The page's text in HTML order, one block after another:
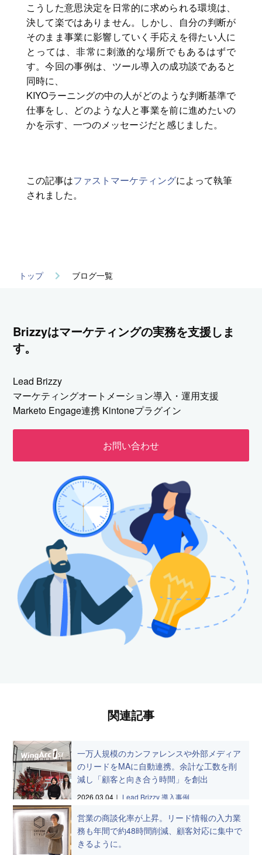
こうした意思決定を日常的に求められる環境は、
決して楽ではありません。しかし、自分の判断が
そのまま事業に影響していく手応えを得たい人に
とっては、非常に刺激的な場所でもあるはずで
す。今回の事例は、ツール導入の成功談であると
同時に、
KIYOラーニングの中の人がどのような判断基準で
仕事をし、どのような人と事業を前に進めたいの
かを示す、一つのメッセージだと感じました。
この記事はファストマーケティングによって執筆
されました。
トップ ブログ一覧
Brizzyはマーケティングの実務を支援しま
す。
Lead Brizzy
マーケティングオートメーション導入・運用支援
Marketo Engage連携 Kintoneプラグイン
お問い合わせ
関連記事
一万人規模のカンファレンスや外部メディア
のリードをMAに自動連携。余計な工数を削
減し「顧客と向き合う時間」を創出
2026.03.04｜ Lead Brizzy 導入事例
営業の商談化率が上昇。リード情報の入力業
務も年間で約48時間削減、顧客対応に集中で
きるように。